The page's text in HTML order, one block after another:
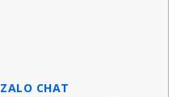
ZALO CHAT